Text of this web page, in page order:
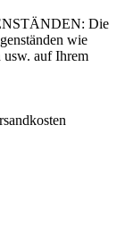
Die
wie
auf Ihrem